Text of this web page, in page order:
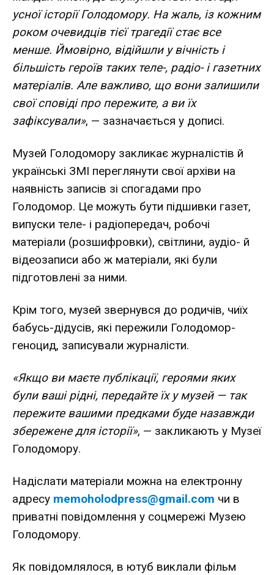
усної історії Голодомору. На жаль, із кожним
роком очевидців тієї трагедії стає все
менше. Ймовірно, відійшли у вічність і
більшість героїв таких теле-, радіо- і газетних
матеріалів. Але важливо, що вони залишили
свої сповіді про пережите, а ви їх
зафіксували», — зазначається у дописі.
Музей Голодомору закликає журналістів й
українські ЗМІ переглянути свої архіви на
наявність записів зі спогадами про
Голодомор. Це можуть бути підшивки газет,
випуски теле- і радіопередач, робочі
матеріали (розшифровки), світлини, аудіо- й
відеозаписи або ж матеріали, які були
підготовлені за ними.
Крім того, музей звернувся до родичів, чиїх
бабусь-дідусів, які пережили Голодомор-
геноцид, записували журналісти.
«Якщо ви маєте публікації, героями яких
були ваші рідні, передайте їх у музей — так
пережите вашими предками буде назавжди
збережене для історії», — закликають у Музеї
Голодомору.
Надіслати матеріали можна на електронну
адресу memoholodpress@gmail.com чи в
приватні повідомлення у соцмережі Музею
Голодомору.
Як повідомлялося, в ютуб виклали фільм